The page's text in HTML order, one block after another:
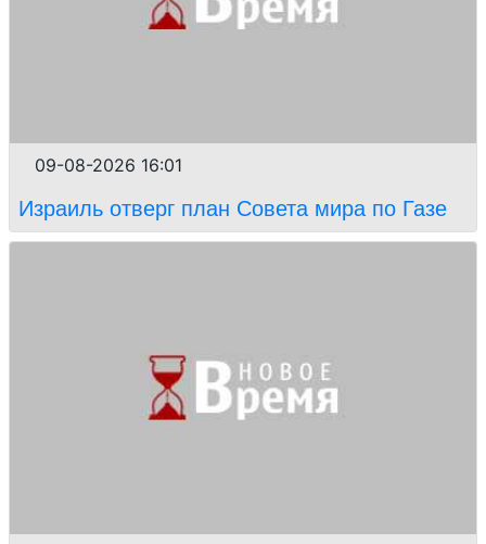
09-08-2026 16:01
Израиль отверг план Совета мира по Газе